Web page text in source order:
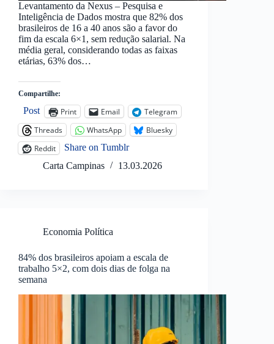
Levantamento da Nexus – Pesquisa e
Inteligência de Dados mostra que 82% dos
brasileiros de 16 a 40 anos são a favor do
fim da escala 6×1, sem redução salarial. Na
média geral, considerando todas as faixas
etárias, 63% dos…
Compartilhe:
Post Print Email
Telegram
Threads
WhatsApp
Bluesky
Reddit
Share on Tumblr
Carta Campinas
13.03.2026
Economia Política
84% dos brasileiros apoiam a escala de
trabalho 5×2, com dois dias de folga na
semana